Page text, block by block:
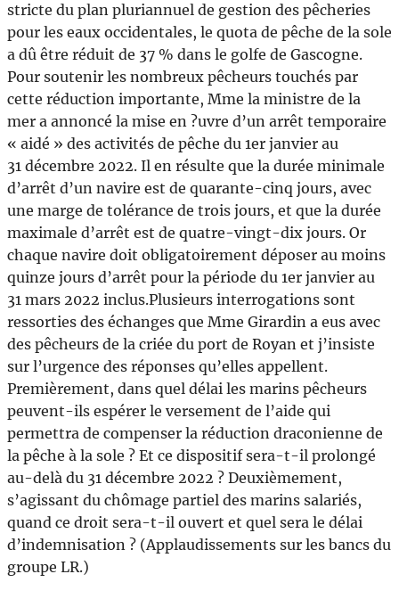
stricte du plan pluriannuel de gestion des pêcheries
pour les eaux occidentales, le quota de pêche de la sole
a dû être réduit de 37 % dans le golfe de Gascogne.
Pour soutenir les nombreux pêcheurs touchés par
cette réduction importante, Mme la ministre de la
mer a annoncé la mise en ?uvre d’un arrêt temporaire
« aidé » des activités de pêche du 1er janvier au
31 décembre 2022. Il en résulte que la durée minimale
d’arrêt d’un navire est de quarante-cinq jours, avec
une marge de tolérance de trois jours, et que la durée
maximale d’arrêt est de quatre-vingt-dix jours. Or
chaque navire doit obligatoirement déposer au moins
quinze jours d’arrêt pour la période du 1er janvier au
31 mars 2022 inclus.Plusieurs interrogations sont
ressorties des échanges que Mme Girardin a eus avec
des pêcheurs de la criée du port de Royan et j’insiste
sur l’urgence des réponses qu’elles appellent.
Premièrement, dans quel délai les marins pêcheurs
peuvent-ils espérer le versement de l’aide qui
permettra de compenser la réduction draconienne de
la pêche à la sole ? Et ce dispositif sera-t-il prolongé
au-delà du 31 décembre 2022 ? Deuxièmement,
s’agissant du chômage partiel des marins salariés,
quand ce droit sera-t-il ouvert et quel sera le délai
d’indemnisation ? (Applaudissements sur les bancs du
groupe LR.)